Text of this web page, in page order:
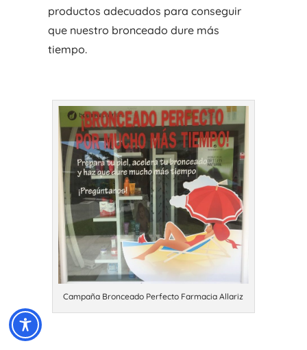
productos adecuados para conseguir
que nuestro bronceado dure más
tiempo.
Campaña Bronceado Perfecto Farmacia Allariz